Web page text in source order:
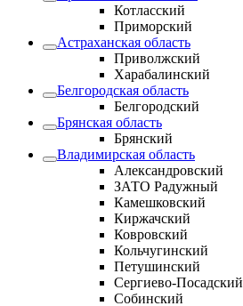
Котласский
Приморский
Астраханская область
Приволжский
Харабалинский
Белгородская область
Белгородский
Брянская область
Брянский
Владимирская область
Александровский
ЗАТО Радужный
Камешковский
Киржачский
Ковровский
Кольчугинский
Петушинский
Сергиево-Посадский
Собинский